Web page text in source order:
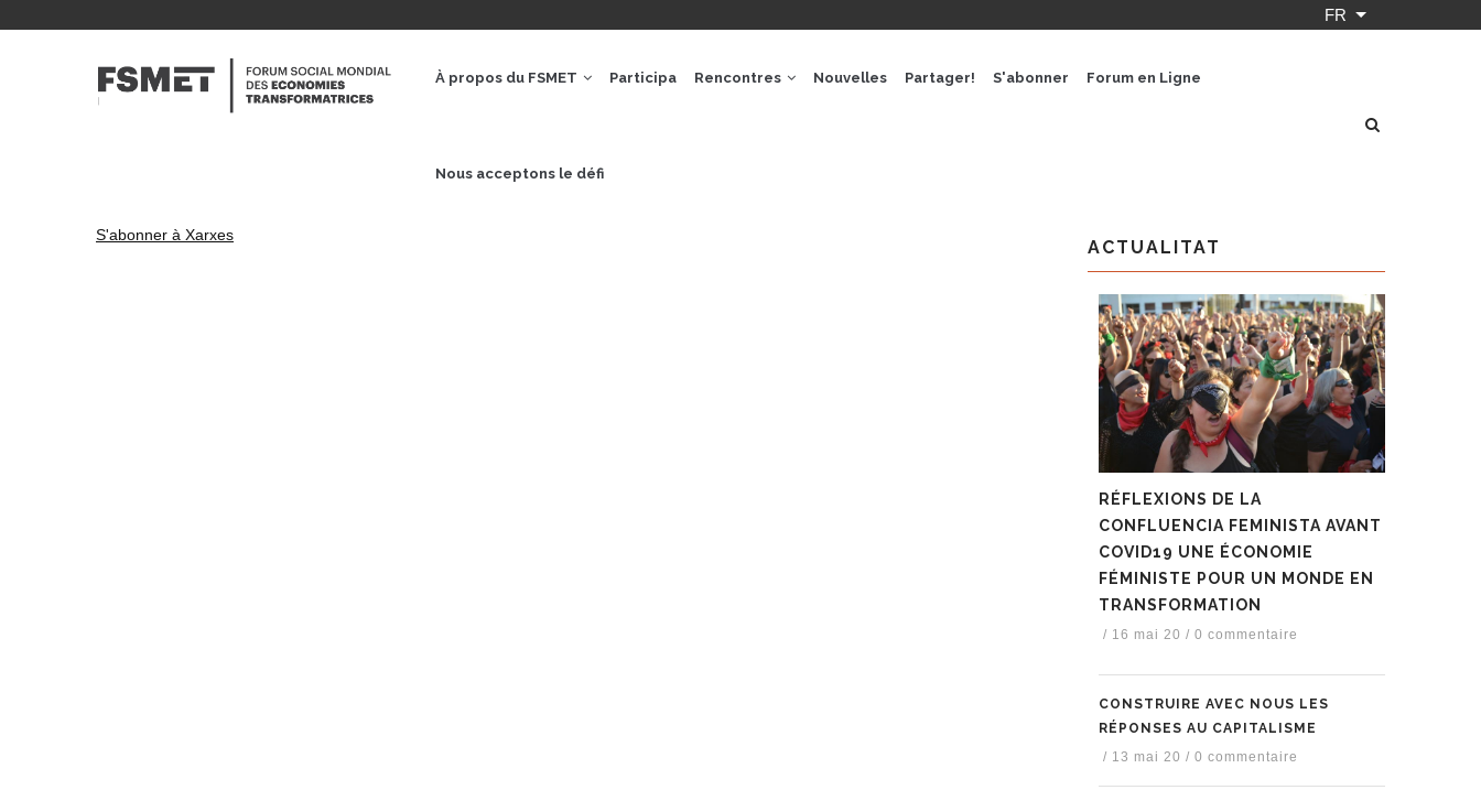
FR Lister les
PRINCIPAL
À propos du FSMET Participa Rencontres Nouvelles Partager! S'abonner Forum en Ligne
Nous acceptons le défi
S'abonner à Xarxes
ACTUALITAT
RÉFLEXIONS DE LA
CONFLUENCIA FEMINISTA AVANT
COVID19 UNE ÉCONOMIE
FÉMINISTE POUR UN MONDE EN
TRANSFORMATION
/ 16 mai 20 / 0 commentaire
CONSTRUIRE AVEC NOUS LES
RÉPONSES AU CAPITALISME
/ 13 mai 20 / 0 commentaire